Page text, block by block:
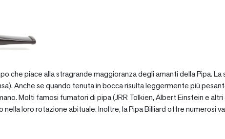
che piace alla stragrande maggioranza degli amanti della Pipa.
Anche se quando tenuta in bocca risulta leggermente più
Molti famosi fumatori di pipa (JRR Tolkien, Albert Einstein e
loro rotazione abituale. Inoltre, la Pipa Billiard offre numerosi